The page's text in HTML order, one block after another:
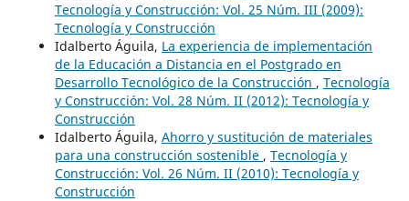
Tecnología y Construcción: Vol. 25 Núm. III (2009):
Tecnología y Construcción
Idalberto Águila, La experiencia de implementación
de la Educación a Distancia en el Postgrado en
Desarrollo Tecnológico de la Construcción , Tecnología
y Construcción: Vol. 28 Núm. II (2012): Tecnología y
Construcción
Idalberto Águila, Ahorro y sustitución de materiales
para una construcción sostenible , Tecnología y
Construcción: Vol. 26 Núm. II (2010): Tecnología y
Construcción